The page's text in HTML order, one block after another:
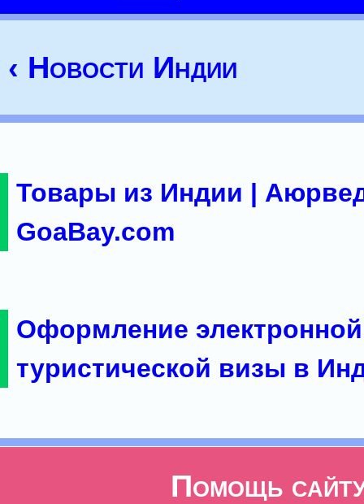
‹ Новости Индии
Товары из Индии |
GoaBay.com
Оформление электронной
туристической визы в
Помощь